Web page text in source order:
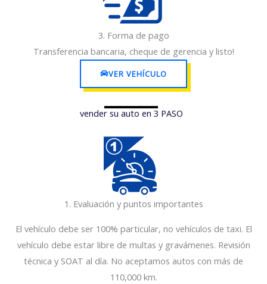
3. Forma de pago
Transferencia bancaria, cheque de gerencia y listo!
VER VEHÍCULO
vender su auto en 3 PASO
1. Evaluación y puntos importantes
El vehículo debe ser 100% particular, no vehículos de taxi. El
vehículo debe estar libre de multas y gravámenes. Revisión
técnica y SOAT al día. No aceptamos autos con más de
110,000 km.